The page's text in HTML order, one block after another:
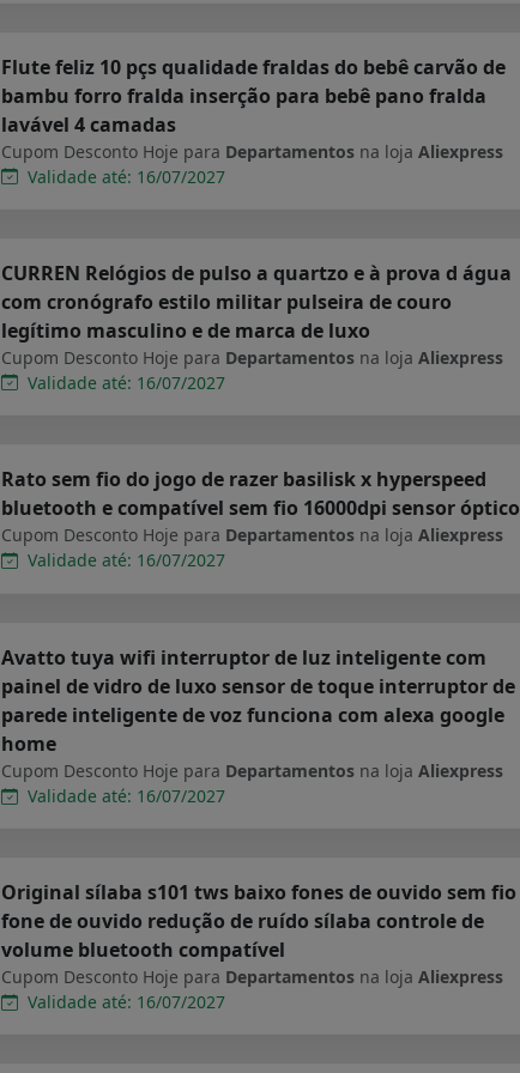
Flute feliz 10 pçs qualidade fraldas do bebê carvão de
bambu forro fralda inserção para bebê pano fralda
lavável 4 camadas
Cupom Desconto Hoje para Departamentos na loja Aliexpress
Validade até: 16/07/2027
CURREN Relógios de pulso a quartzo e à prova d água
com cronógrafo estilo militar pulseira de couro
legítimo masculino e de marca de luxo
Cupom Desconto Hoje para Departamentos na loja Aliexpress
Validade até: 16/07/2027
Rato sem fio do jogo de razer basilisk x hyperspeed
bluetooth e compatível sem fio 16000dpi sensor óptico
Cupom Desconto Hoje para Departamentos na loja Aliexpress
Validade até: 16/07/2027
Avatto tuya wifi interruptor de luz inteligente com
painel de vidro de luxo sensor de toque interruptor de
parede inteligente de voz funciona com alexa google
home
Cupom Desconto Hoje para Departamentos na loja Aliexpress
Validade até: 16/07/2027
Original sílaba s101 tws baixo fones de ouvido sem fio
fone de ouvido redução de ruído sílaba controle de
volume bluetooth compatível
Cupom Desconto Hoje para Departamentos na loja Aliexpress
Validade até: 16/07/2027